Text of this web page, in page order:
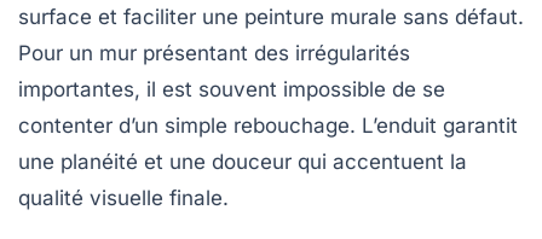
surface et faciliter une peinture murale sans défaut.
Pour un mur présentant des irrégularités
importantes, il est souvent impossible de se
contenter d’un simple rebouchage. L’enduit garantit
une planéité et une douceur qui accentuent la
qualité visuelle finale.